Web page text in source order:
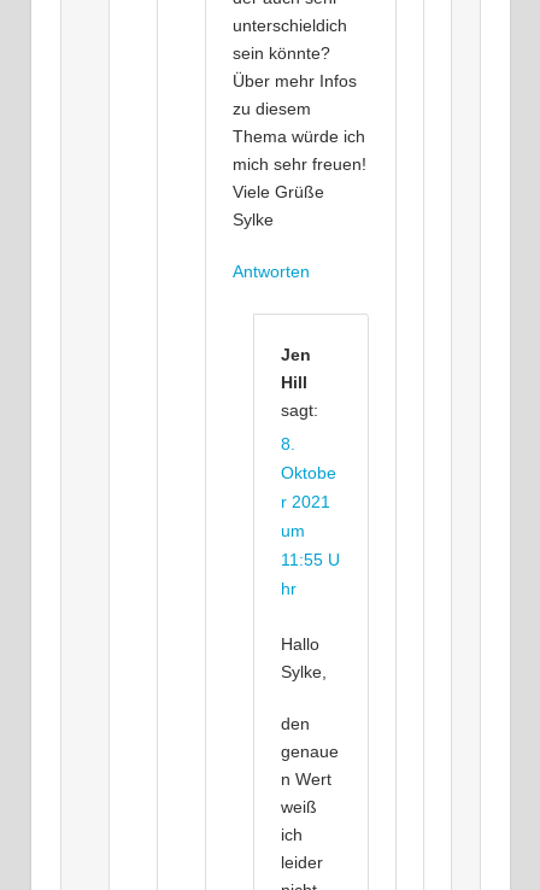
unterschieldich
sein könnte?
Über mehr Infos
zu diesem
Thema würde ich
mich sehr freuen!
Viele Grüße
Sylke
Antworten
Jen
Hill
sagt:
8.
Oktobe
r 2021
um
11:55 U
hr
Hallo
Sylke,
den
genaue
n Wert
weiß
ich
leider